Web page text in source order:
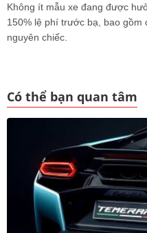
Không ít mẫu xe đang được
150% lệ phí trước bạ, bao gồm
nguyên chiếc.
Có thể bạn quan tâm